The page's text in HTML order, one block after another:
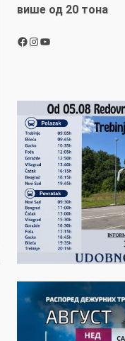
више од 20 тона
Facebook
Instagram
YouTube